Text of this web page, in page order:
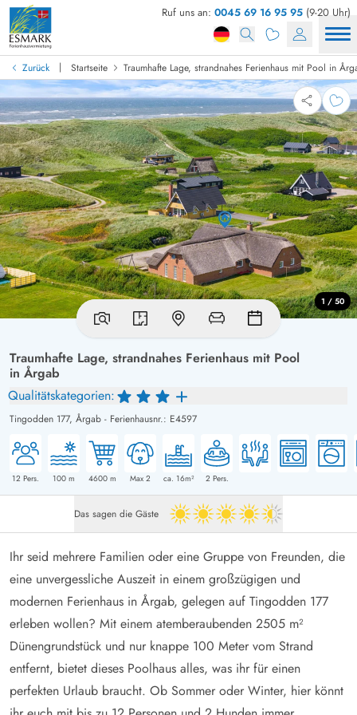
Ruf uns an: 0045 69 16 95 95 (9-20 Uhr)
Zurück | Startseite Traumhafte Lage, strandnahes Ferienhaus mit Pool in
Traumhafte Lage, strandnahes Ferienhaus mit Pool
in Årgab
Qualitätskategorien:
Tingodden 177, Årgab - Ferienhausnr.: E4597
12 Pers. 100 m 4600m Max 2 ca. 16m² 2 Pers.
1 / 50
Das sagen die Gäste 4.5 von 5
Ihr seid mehrere Familien oder eine Gruppe von Freunden, die
eine unvergessliche Auszeit in einem großzügigen und
modernen Ferienhaus in Årgab, gelegen auf Tingodden 177
erleben wollen? Mit einem atemberaubenden 2505 m²
Dünengrundstück und nur knappe 100 Meter vom Strand
entfernt, bietet dieses Poolhaus alles, was ihr für einen
perfekten Urlaub braucht. Ob Sommer oder Winter, hier könnt